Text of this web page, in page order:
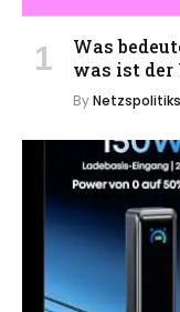
Was
was ist der
ByNetzspolitiks